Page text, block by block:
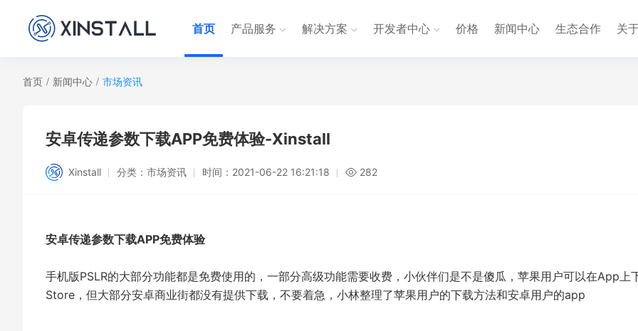
首页 产品服务 解决方案 开发者中心 价格 新闻中心 生态合作 关
首页 / 新闻中心 / 市场资讯
安卓传递参数下载APP免费体验-Xinstall
Xinstall 分类： 市场资讯 时间： 2021-06-22 16:21:18 282
安卓传递参数下载APP免费体验
手机版PSLR的大部分功能都是免费使用的，一部分高级功能需要收费，小伙伴们是不是傻瓜，苹果用户可以在App上
Store，但大部分安卓商业街都没有提供下载，不要着急，小林整理了苹果用户的下载方法和安卓用户的app